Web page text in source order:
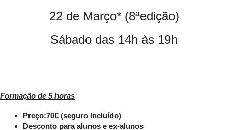
22 de Março* (8ªedição)
Sábado das 14h às 19h
Formação de 5 horas
Preço:70€ (seguro Incluído)
Desconto para alunos e ex-alunos